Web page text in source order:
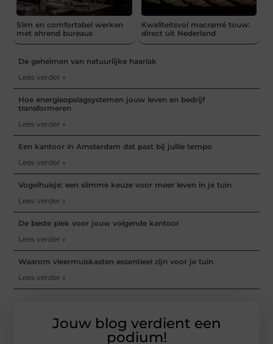
Slim en comfortabel werken
met ahrend bureaus
Kwaliteitsvol macramé touw:
direct uit Nederland
De geheimen van natuurlijke haarlak
Lees verder »
Hoe energieopslagsystemen jouw leven en bedrijf
transformeren
Lees verder »
Een kantoor in Amsterdam dat past bij jullie tempo
Lees verder »
Vogelhuisje: een slimme keuze voor meer leven in je tuin
Lees verder »
De beste plek voor jouw volgende kantoor
Lees verder »
Waarom vleermuiskasten essentieel zijn voor je tuin
Lees verder »
Jouw blog verdient een
podium!